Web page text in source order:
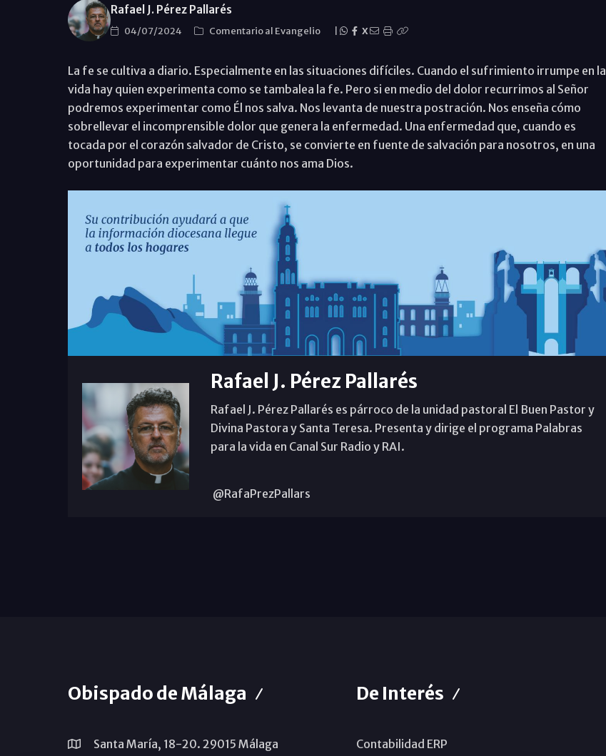
Rafael J. Pérez Pallarés
04/07/2024 Comentario al Evangelio X
La fe se cultiva a diario. Especialmente en las situaciones difíciles. Cuando el sufrimiento irrumpe en la
vida hay quien experimenta como se tambalea la fe. Pero si en medio del dolor recurrimos al Señor
podremos experimentar como Él nos salva. Nos levanta de nuestra postración. Nos enseña cómo
sobrellevar el incomprensible dolor que genera la enfermedad. Una enfermedad que, cuando es
tocada por el corazón salvador de Cristo, se convierte en fuente de salvación para nosotros, en una
oportunidad para experimentar cuánto nos ama Dios.
Rafael J. Pérez Pallarés
Rafael J. Pérez Pallarés es párroco de la unidad pastoral El Buen Pastor y
Divina Pastora y Santa Teresa. Presenta y dirige el programa Palabras
para la vida en Canal Sur Radio y RAI.
@RafaPrezPallars
Obispado de Málaga
Santa María, 18-20. 29015 Málaga
De Interés
Contabilidad ERP